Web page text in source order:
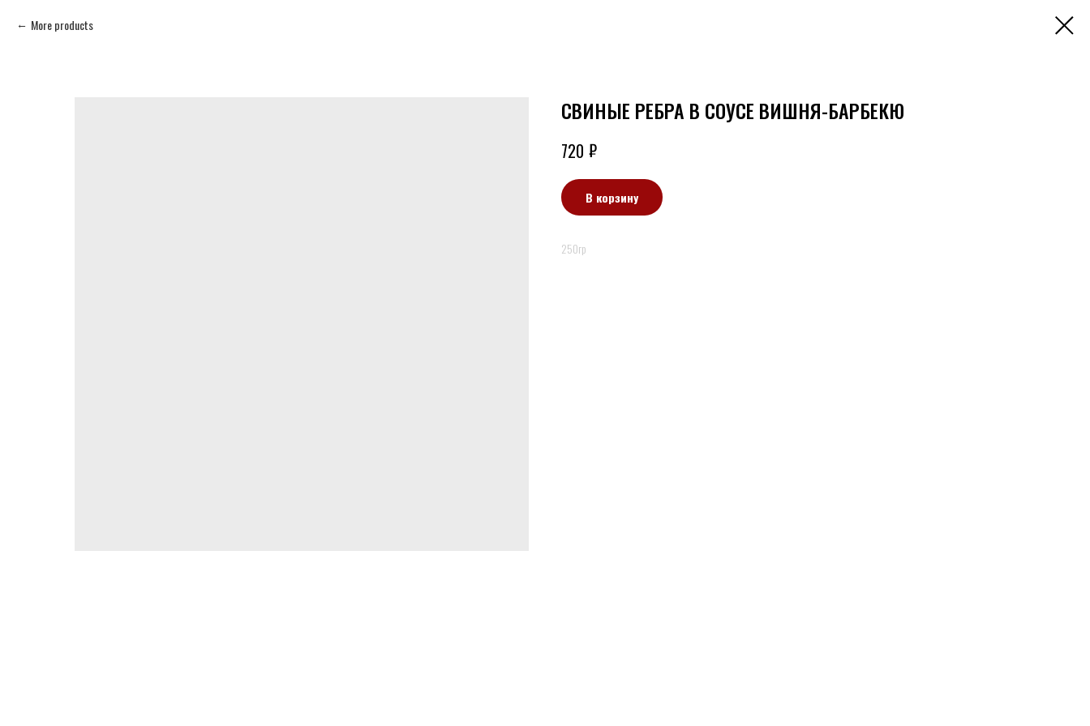
More products
СВИНЫЕ РЕБРА В СОУСЕ ВИШНЯ-БАРБЕКЮ
720 ₽
В корзину
250гр